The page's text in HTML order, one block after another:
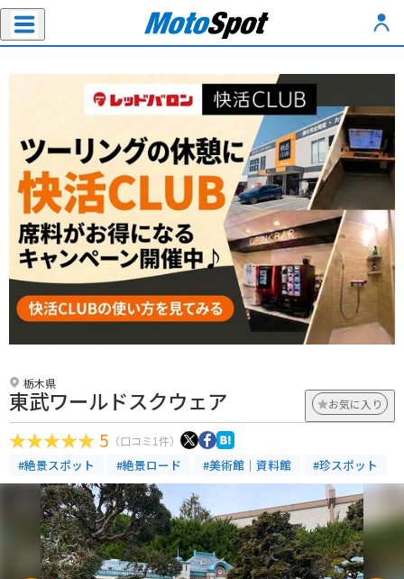
栃木県
東武ワールドスクウェア お気に入り
5 （口コミ1件）
#絶景スポット #絶景ロード #美術館｜資料館 #珍スポット